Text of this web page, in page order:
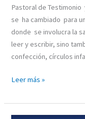
Pastoral de
se ha cambiado para
donde se involucra la
leer y escribir, sino
confección, círculos
Leer más »